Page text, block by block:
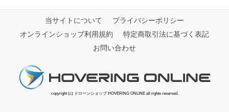
当サイトについて
プライバシーポリシー
オンラインショップ利用規約
特定商取引法に基づく表記
お問い合わせ
copyright (c) ドローンショップ HOVERING ONLINE all rights reserved.